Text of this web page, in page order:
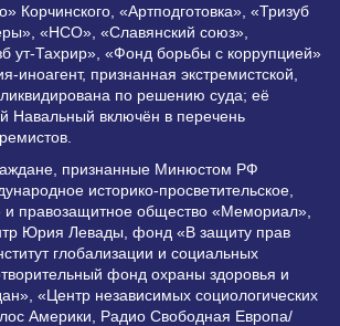
Корчинского, «Артподготовка», «Тризуб
«НСО», «Славянский союз»,
ут-Тахрир», «Фонд борьбы с коррупцией»
иноагент, признанная экстремистской,
по решению суда; её
Навальный включён в перечень
признанные Минюстом РФ
историко-просветительское,
и правозащитное общество «Мемориал»,
Юрия Левады, фонд «В защиту прав
глобализации и социальных
фонд охраны здоровья и
«Центр независимых социологических
Америки, Радио Свободная Европа/